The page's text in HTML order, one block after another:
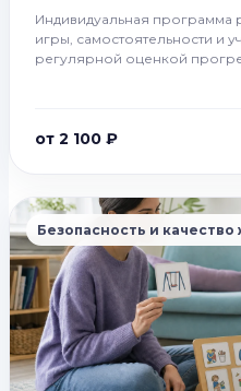
Индивидуальная программа
игры, самостоятельности и
регулярной оценкой
от 2 100 ₽
Безопасность и качество